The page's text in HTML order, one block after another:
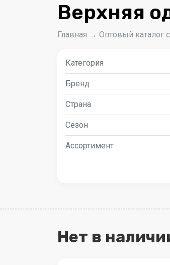
Верхняя
Главная → Оптовый каталог
Категория
Бренд
Страна
Сезон
Ассортимент
Нет в